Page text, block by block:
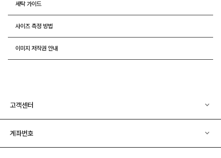
세탁 가이드
사이즈 측정 방법
이미지 저작권 안내
고객센터
계좌번호